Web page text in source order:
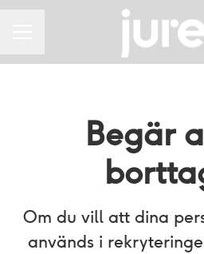
Begär
Om du vill att dina
används i